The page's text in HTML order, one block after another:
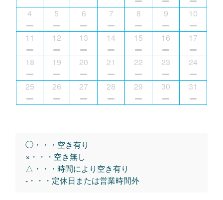
4 5 6 7 8 9 10
11 12 13 14 15 16 17
18 19 20 21 22 23 24
25 26 27 28 29 30 31
◯・・・空き有り
×・・・空き無し
△・・・時間により空き有り
-・・・定休日または営業時間外